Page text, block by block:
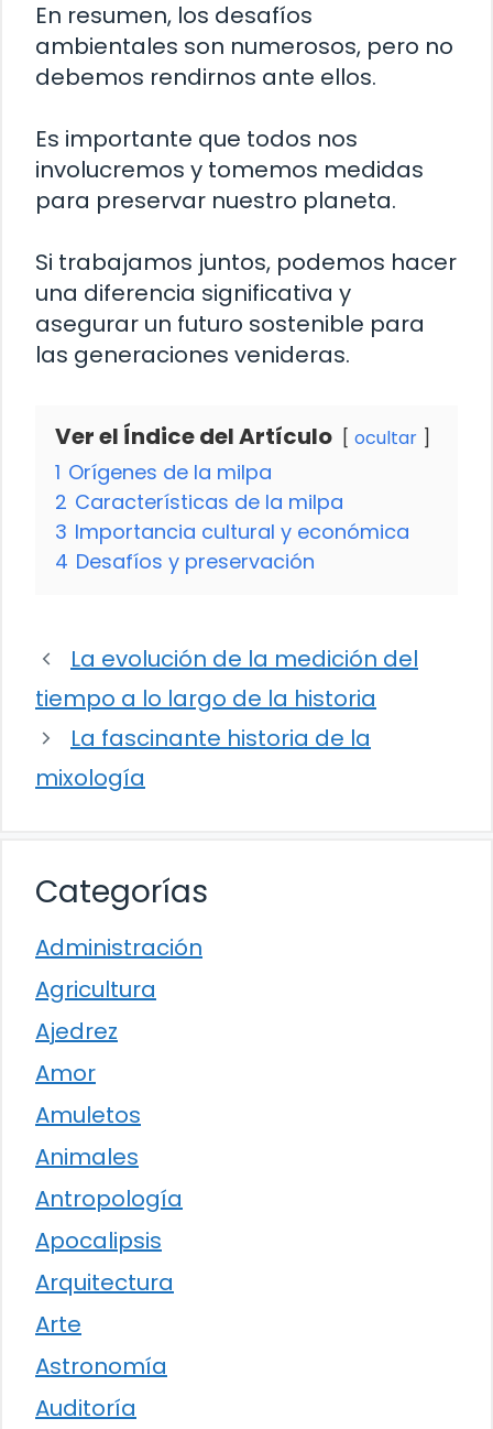
En resumen, los desafíos
ambientales son numerosos, pero no
debemos rendirnos ante ellos.
Es importante que todos nos
involucremos y tomemos medidas
para preservar nuestro planeta.
Si trabajamos juntos, podemos hacer
una diferencia significativa y
asegurar un futuro sostenible para
las generaciones venideras.
Ver el Índice del Artículo ocultar
1 Orígenes de la milpa
2 Características de la milpa
3 Importancia cultural y económica
4 Desafíos y preservación
La evolución de la medición del
tiempo a lo largo de la historia
La fascinante historia de la
mixología
Categorías
Administración
Agricultura
Ajedrez
Amor
Amuletos
Animales
Antropología
Apocalipsis
Arquitectura
Arte
Astronomía
Auditoría